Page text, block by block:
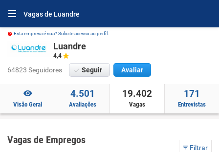
Vagas de Luandre
Esta empresa é sua? Solicite acesso ao perfil.
Luandre
4,4
64823 Seguidores Seguir Avaliar
Visão Geral
4.501
Avaliações
19.402
Vagas
171
Entrevistas
Vagas de Empregos
Filtrar